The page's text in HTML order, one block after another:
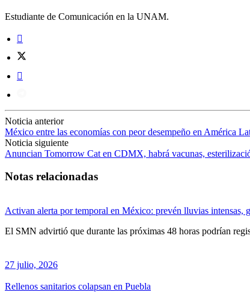
Estudiante de Comunicación en la UNAM.
Noticia anterior
México entre las economías con peor desempeño en América
Noticia siguiente
Anuncian Tomorrow Cat en CDMX, habrá vacunas,
Notas relacionadas
Activan alerta por temporal en México: prevén lluvias intensas,
El SMN advirtió que durante las próximas 48 horas podrían
27 julio, 2026
Rellenos sanitarios colapsan en Puebla